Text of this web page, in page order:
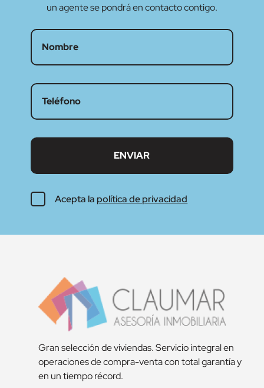
un agente se pondrá en contacto contigo.
Acepta la política de privacidad
Gran selección de viviendas. Servicio integral en
operaciones de compra-venta con total garantía y
en un tiempo récord.